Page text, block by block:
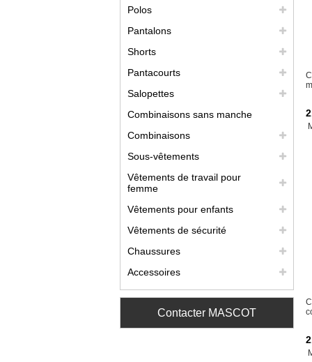
Polos
Pantalons
Shorts
Pantacourts
Salopettes
Combinaisons sans manche
Combinaisons
Sous-vêtements
Vêtements de travail pour
femme
Vêtements pour enfants
Vêtements de sécurité
Chaussures
Accessoires
Contacter MASCOT